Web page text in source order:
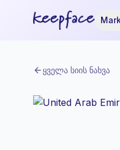
ყველა სიის ნახვა